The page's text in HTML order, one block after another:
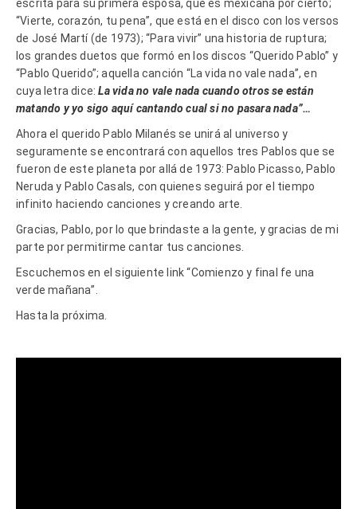
escrita para su primera esposa, que es mexicana por cierto;
“Vierte, corazón, tu pena”, que está en el disco con los versos
de José Martí (de 1973); “Para vivir” una historia de ruptura;
los grandes duetos que formó en los discos “Querido Pablo” y
“Pablo Querido”; aquella canción “La vida no vale nada”, en
cuya letra dice:La vida no vale nada cuando otros se están
matando y yo sigo aquí cantando cual si no pasara nada”…
Ahora el querido Pablo Milanés se unirá al universo y
seguramente se encontrará con aquellos tres Pablos que se
fueron de este planeta por allá de 1973: Pablo Picasso, Pablo
Neruda y Pablo Casals, con quienes seguirá por el tiempo
infinito haciendo canciones y creando arte.
Gracias, Pablo, por lo que brindaste a la gente, y gracias de mi
parte por permitirme cantar tus canciones.
Escuchemos en el siguiente link “Comienzo y final fe una
verde mañana”.
Hasta la próxima.